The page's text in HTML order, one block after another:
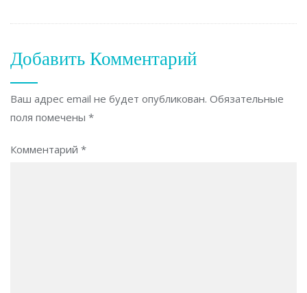
Добавить Комментарий
Ваш адрес email не будет опубликован. Обязательные
поля помечены *
Комментарий *